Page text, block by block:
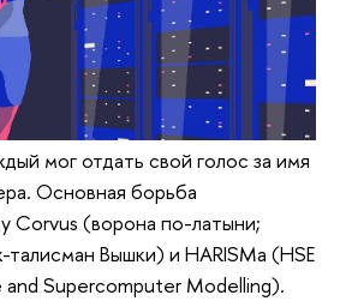
мог отдать свой голос за имя
Основная борьба
Corvus (ворона по-латыни;
Вышки) и HARISMa (HSE
Supercomputer Modelling).